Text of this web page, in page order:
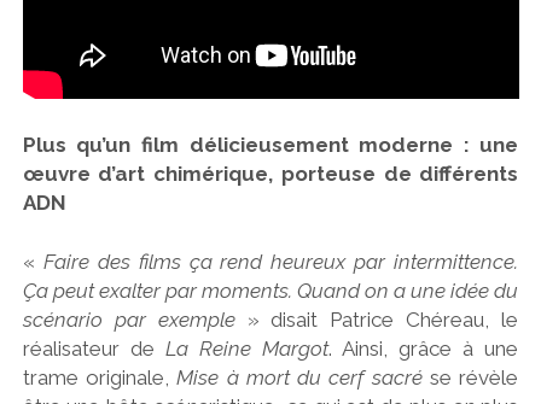
Plus qu’un film délicieusement moderne : une
œuvre d’art chimérique, porteuse de différents
ADN
« Faire des films ça rend heureux par intermittence.
Ça peut exalter par moments. Quand on a une idée du
scénario par exemple» disait Patrice Chéreau, le
réalisateur de La Reine Margot. Ainsi, grâce à une
trame originale,Mise à mort du cerf sacrése révèle